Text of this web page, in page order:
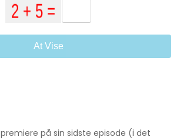
At Vise
premiere på sin sidste episode (i det